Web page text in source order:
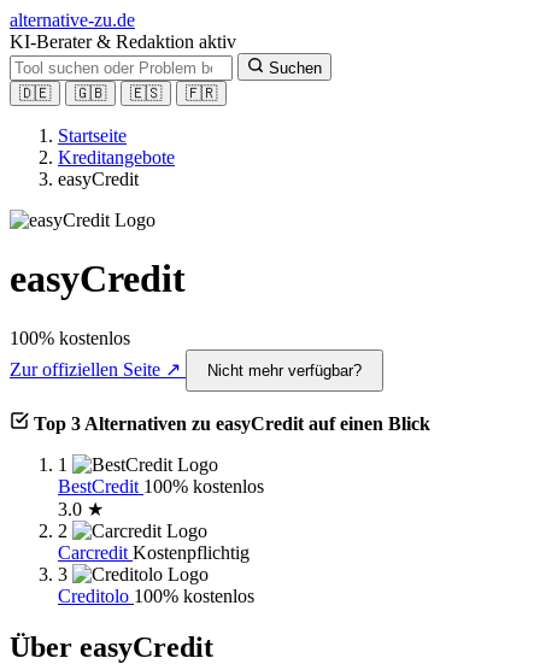
alternative-zu.de
KI-Berater & Redaktion aktiv
Suchen
🇩🇪
🇬🇧 🇪🇸 🇫🇷
Startseite
Kreditangebote
easyCredit
easyCredit
100% kostenlos
Zur offiziellen Seite ↗
Nicht mehr verfügbar?
Top 3 Alternativen zu easyCredit auf einen Blick
1
BestCredit 100% kostenlos
3.0 ★
2
Carcredit Kostenpflichtig
3
Creditolo 100% kostenlos
Über easyCredit